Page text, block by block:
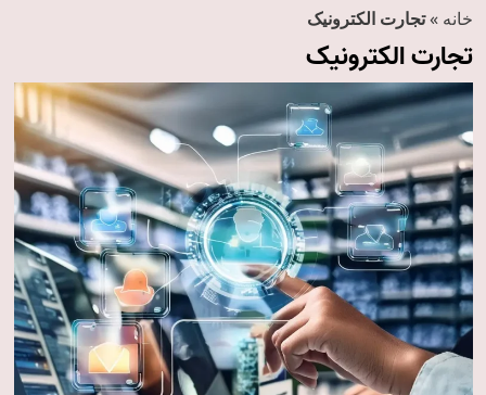
خانه »تجارت الکترونیک
تجارت الکترونیک